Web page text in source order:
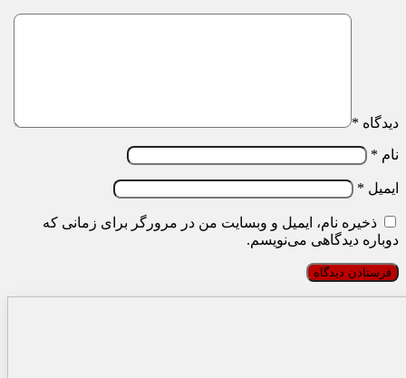
دیدگاه *
نام *
ایمیل *
ذخیره نام، ایمیل و وبسایت من در مرورگر برای زمانی که
دوباره دیدگاهی می‌نویسم.